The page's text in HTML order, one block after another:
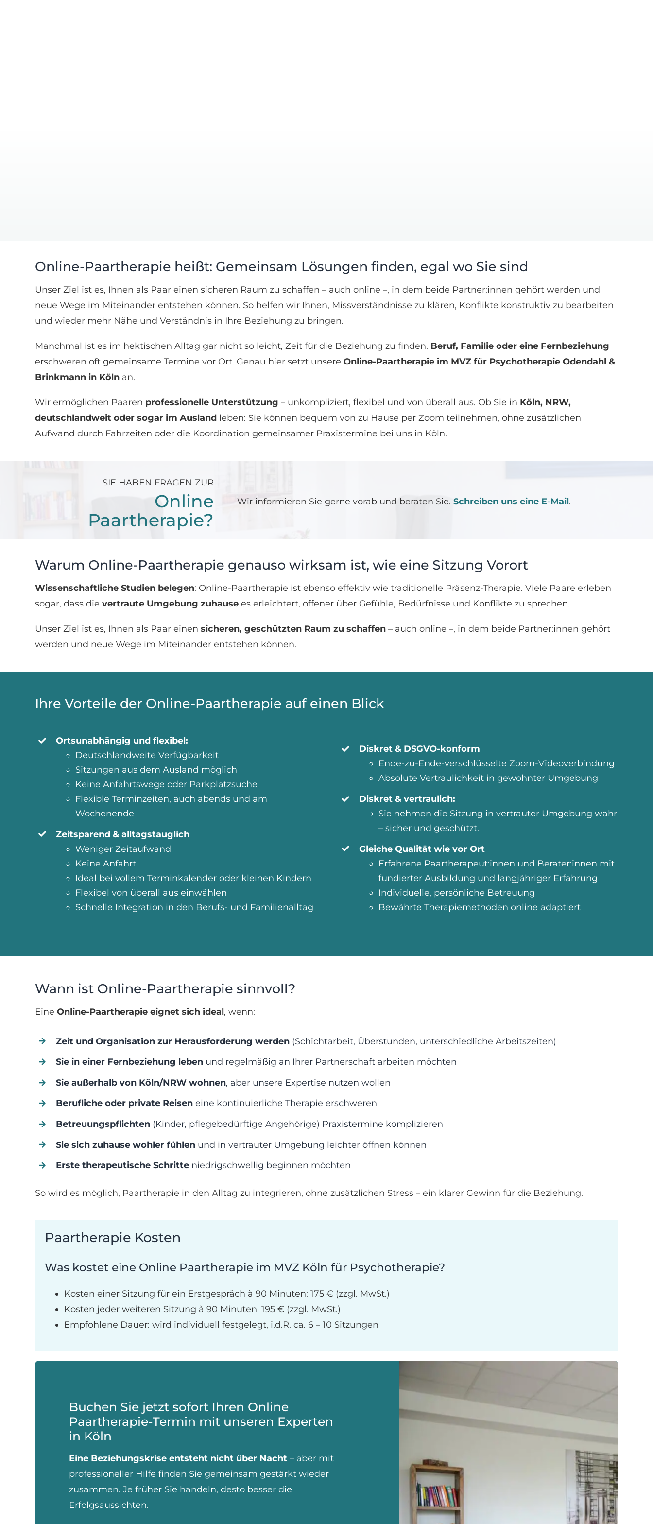
Online-Paartherapie heißt: Gemeinsam Lösungen finden, egal wo Sie sind
Unser Ziel ist es, Ihnen als Paar einen sicheren Raum zu schaffen – auch online –, in dem beide Partner:innen gehört werden und
neue Wege im Miteinander entstehen können. So helfen wir Ihnen, Missverständnisse zu klären, Konflikte konstruktiv zu bearbeiten
und wieder mehr Nähe und Verständnis in Ihre Beziehung zu bringen.
Manchmal ist es im hektischen Alltag gar nicht so leicht, Zeit für die Beziehung zu finden. Beruf, Familie oder eine Fernbeziehung
erschweren oft gemeinsame Termine vor Ort. Genau hier setzt unsere Online-Paartherapie im MVZ für Psychotherapie Odendahl &
Brinkmann in Kölnan.
Wir ermöglichen Paaren professionelle Unterstützung – unkompliziert, flexibel und von überall aus. Ob Sie in Köln, NRW,
deutschlandweit oder sogar im Ausland leben: Sie können bequem von zu Hause per Zoom teilnehmen, ohne zusätzlichen
Aufwand durch Fahrzeiten oder die Koordination gemeinsamer Praxistermine bei uns in Köln.
SIE HABEN FRAGEN ZUR
Online
Paartherapie?
Wir informieren Sie gerne vorab und beraten Sie. Schreiben uns eine E-Mail.
Warum Online-Paartherapie genauso wirksam ist, wie eine Sitzung Vorort
Wissenschaftliche Studien belegen: Online-Paartherapie ist ebenso effektiv wie traditionelle Präsenz-Therapie. Viele Paare erleben
sogar, dass die vertraute Umgebung zuhausees erleichtert, offener über Gefühle, Bedürfnisse und Konflikte zu sprechen.
Unser Ziel ist es, Ihnen als Paar einen sicheren, geschützten Raum zu schaffen– auch online –, in dem beide Partner:innen gehört
werden und neue Wege im Miteinander entstehen können.
Ihre Vorteile der Online-Paartherapie auf einen Blick
Ortsunabhängig und flexibel:
Deutschlandweite Verfügbarkeit
Sitzungen aus dem Ausland möglich
Keine Anfahrtswege oder Parkplatzsuche
Flexible Terminzeiten, auch abends und am
Wochenende
Zeitsparend & alltagstauglich
Weniger Zeitaufwand
Keine Anfahrt
Ideal bei vollem Terminkalender oder kleinen Kindern
Flexibel von überall aus einwählen
Schnelle Integration in den Berufs- und Familienalltag
Diskret & DSGVO-konform
Ende-zu-Ende-verschlüsselte Zoom-Videoverbindung
Absolute Vertraulichkeit in gewohnter Umgebung
Diskret & vertraulich:
Sie nehmen die Sitzung in vertrauter Umgebung wahr
– sicher und geschützt.
Gleiche Qualität wie vor Ort
Erfahrene Paartherapeut:innen und Berater:innen mit
fundierter Ausbildung und langjähriger Erfahrung
Individuelle, persönliche Betreuung
Bewährte Therapiemethoden online adaptiert
Wann ist Online-Paartherapie sinnvoll?
Eine Online-Paartherapie eignet sich ideal, wenn:
Zeit und Organisation zur Herausforderung werden (Schichtarbeit, Überstunden, unterschiedliche Arbeitszeiten)
Sie in einer Fernbeziehung leben und regelmäßig an Ihrer Partnerschaft arbeiten möchten
Sie außerhalb von Köln/NRW wohnen, aber unsere Expertise nutzen wollen
Berufliche oder private Reisen eine kontinuierliche Therapie erschweren
Betreuungspflichten (Kinder, pflegebedürftige Angehörige) Praxistermine komplizieren
Sie sich zuhause wohler fühlen und in vertrauter Umgebung leichter öffnen können
Erste therapeutische Schritte niedrigschwellig beginnen möchten
So wird es möglich, Paartherapie in den Alltag zu integrieren, ohne zusätzlichen Stress – ein klarer Gewinn für die Beziehung.
Paartherapie Kosten
Was kostet eine Online Paartherapie im MVZ Köln für Psychotherapie?
Kosten einer Sitzung für ein Erstgespräch à 90 Minuten: 175 € (zzgl. MwSt.)
Kosten jeder weiteren Sitzung à 90 Minuten: 195 € (zzgl. MwSt.)
Empfohlene Dauer: wird individuell festgelegt, i.d.R. ca. 6 – 10 Sitzungen
Buchen Sie jetzt sofort Ihren Online
Paartherapie-Termin mit unseren Experten
in Köln
Eine Beziehungskrise entsteht nicht über Nacht– aber mit
professioneller Hilfe finden Sie gemeinsam gestärkt wieder
zusammen. Je früher Sie handeln, desto besser die
Erfolgsaussichten.